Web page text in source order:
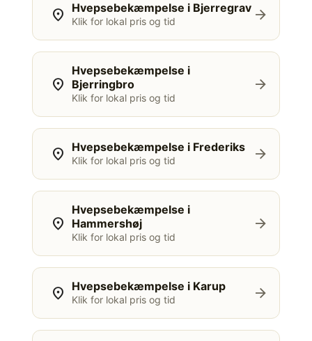
location_on Hvepsebekæmpelse i Bjerregrav
Klik for lokal pris og tid arrow_forward
location_on
Hvepsebekæmpelse i
Bjerringbro
Klik for lokal pris og tid
arrow_forward
location_on Hvepsebekæmpelse i Frederiks
Klik for lokal pris og tid arrow_forward
location_on
Hvepsebekæmpelse i
Hammershøj
Klik for lokal pris og tid
arrow_forward
location_on Hvepsebekæmpelse i Karup
Klik for lokal pris og tid arrow_forward